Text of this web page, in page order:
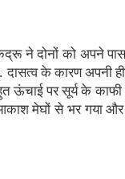
ने दोनों को अपने
के कारण अपनी
पर सूर्य के काफी
मेघों से भर गया और